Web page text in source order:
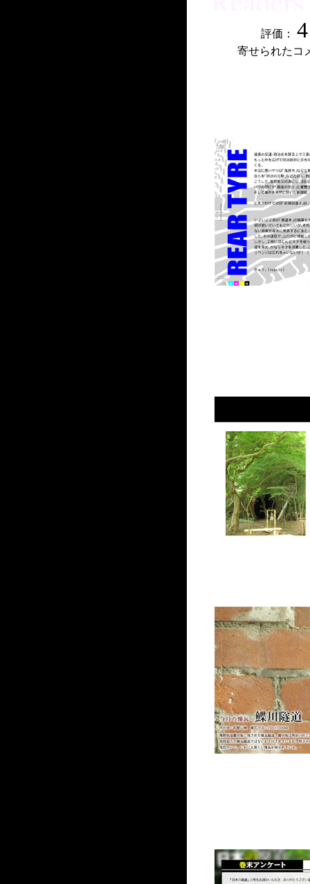
評価： 4
寄せられたコ